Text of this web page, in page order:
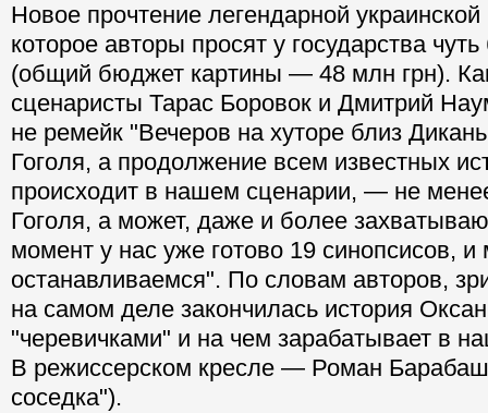
Новое прочтение легендарной украинской
которое авторы просят у государства
(общий бюджет картины — 48 млн грн).
сценаристы Тарас Боровок и Дмитрий
не ремейк "Вечеров на хуторе близ
Гоголя, а продолжение всем известных
происходит в нашем сценарии, — не
Гоголя, а может, даже и более
момент у нас уже готово 19 синопсисов,
останавливаемся". По словам авторов,
на самом деле закончилась история
"черевичками" и на чем зарабатывает в
В режиссерском кресле — Роман
соседка").